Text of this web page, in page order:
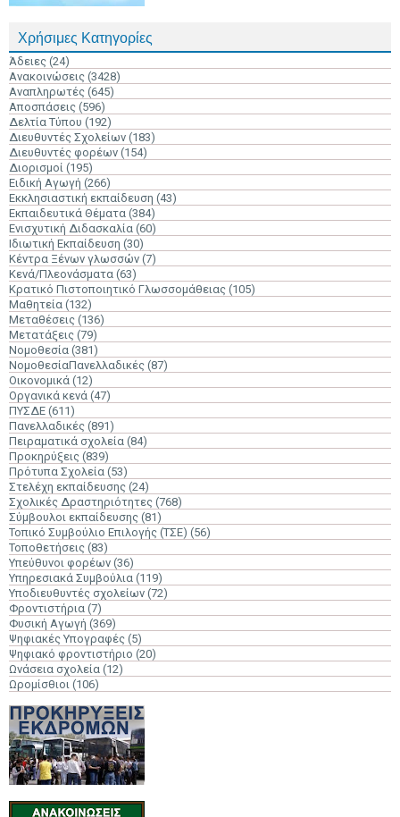
Χρήσιμες Κατηγορίες
Άδειες (24)
Ανακοινώσεις (3428)
Αναπληρωτές (645)
Αποσπάσεις (596)
Δελτία Τύπου (192)
Διευθυντές Σχολείων (183)
Διευθυντές φορέων (154)
Διορισμοί (195)
Ειδική Αγωγή (266)
Εκκλησιαστική εκπαίδευση (43)
Εκπαιδευτικά Θέματα (384)
Ενισχυτική Διδασκαλία (60)
Ιδιωτική Εκπαίδευση (30)
Κέντρα Ξένων γλωσσών (7)
Κενά/Πλεονάσματα (63)
Κρατικό Πιστοποιητικό Γλωσσομάθειας (105)
Μαθητεία (132)
Μεταθέσεις (136)
Μετατάξεις (79)
Νομοθεσία (381)
ΝομοθεσίαΠανελλαδικές (87)
Οικονομικά (12)
Οργανικά κενά (47)
ΠΥΣΔΕ (611)
Πανελλαδικές (891)
Πειραματικά σχολεία (84)
Προκηρύξεις (839)
Πρότυπα Σχολεία (53)
Στελέχη εκπαίδευσης (24)
Σχολικές Δραστηριότητες (768)
Σύμβουλοι εκπαίδευσης (81)
Τοπικό Συμβούλιο Επιλογής (ΤΣΕ) (56)
Τοποθετήσεις (83)
Υπεύθυνοι φορέων (36)
Υπηρεσιακά Συμβούλια (119)
Υποδιευθυντές σχολείων (72)
Φροντιστήρια (7)
Φυσική Αγωγή (369)
Ψηφιακές Υπογραφές (5)
Ψηφιακό φροντιστήριο (20)
Ωνάσεια σχολεία (12)
Ωρομίσθιοι (106)